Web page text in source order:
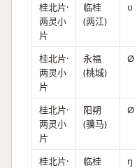
桂北片·
两灵小
片
临桂
(两江)
ʋ
桂北片·
两灵小
片
永福
(桃城)
Ø
桂北片·
两灵小
片
阳朔
(骥马)
Ø
桂北片·
临桂
ŋ